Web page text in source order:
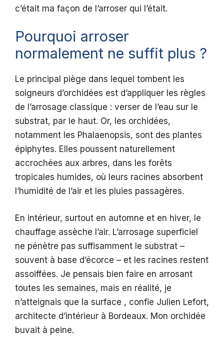
c’était ma façon de l’arroser qui l’était.
Pourquoi arroser
normalement ne suffit plus ?
Le principal piège dans lequel tombent les
soigneurs d’orchidées est d’appliquer les règles
de l’arrosage classique : verser de l’eau sur le
substrat, par le haut. Or, les orchidées,
notamment les Phalaenopsis, sont des plantes
épiphytes. Elles poussent naturellement
accrochées aux arbres, dans les forêts
tropicales humides, où leurs racines absorbent
l’humidité de l’air et les pluies passagères.
En intérieur, surtout en automne et en hiver, le
chauffage assèche l’air. L’arrosage superficiel
ne pénètre pas suffisamment le substrat –
souvent à base d’écorce – et les racines restent
assoiffées. Je pensais bien faire en arrosant
toutes les semaines, mais en réalité, je
n’atteignais que la surface , confie Julien Lefort,
architecte d’intérieur à Bordeaux. Mon orchidée
buvait à peine.